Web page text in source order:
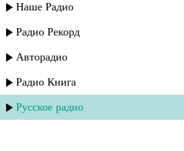
Наше Радио
Радио Рекорд
Авторадио
Радио Книга
Русское радио